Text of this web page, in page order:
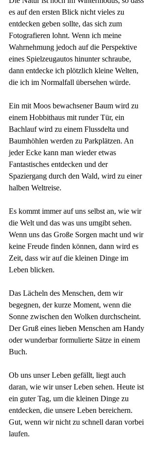
es auf den ersten Blick nicht vieles zu
entdecken geben sollte, das sich zum
Fotografieren lohnt. Wenn ich meine
Wahrnehmung jedoch auf die Perspektive
eines Spielzeugautos hinunter schraube,
dann entdecke ich plötzlich kleine Welten,
die ich im Normalfall übersehen würde.
Ein mit Moos bewachsener Baum wird zu
einem Hobbithaus mit runder Tür, ein
Bachlauf wird zu einem Flussdelta und
Baumhöhlen werden zu Parkplätzen. An
jeder Ecke kann man wieder etwas
Fantastisches entdecken und der
Spaziergang durch den Wald, wird zu einer
halben Weltreise.
Es kommt immer auf uns selbst an, wie wir
die Welt und das was uns umgibt sehen.
Wenn uns das Große Sorgen macht und wir
keine Freude finden können, dann wird es
Zeit, dass wir auf die kleinen Dinge im
Leben blicken.
Das Lächeln des Menschen, dem wir
begegnen, der kurze Moment, wenn die
Sonne zwischen den Wolken durchscheint.
Der Gruß eines lieben Menschen am Handy
oder wunderbar formulierte Sätze in einem
Buch.
Ob uns unser Leben gefällt, liegt auch
daran, wie wir unser Leben sehen. Heute ist
ein guter Tag, um die kleinen Dinge zu
entdecken, die unsere Leben bereichern.
Gut, wenn wir nicht zu schnell daran vorbei
laufen.